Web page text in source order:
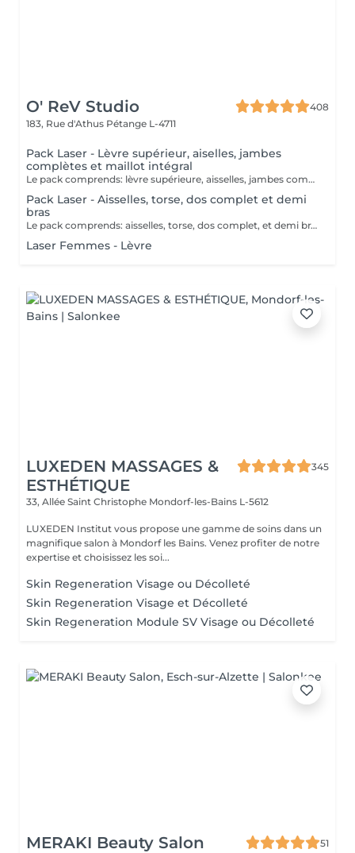
O' ReV Studio
408
183, Rue d'Athus Pétange L-4711
Pack Laser - Lèvre supérieur, aiselles, jambes
complètes et maillot intégral
Le pack comprends: lèvre supérieure, aisselles, jambes complètes et mailot intégral. Contre indications: Le laser est contre indiqué si vous: - Prenez de la vitamine A, B, C, D. - Prenez d'anti-inflammatoires et de cortisone - Prenez d'antibiotiques - Êtes enceinte - Allaitez - Avez des maladies auto-immunes - Avez des maladies de la peau - Avez de la cicatrisation keloides (problème avec la cicatrisation de la peau) Eviter le solarium 2 semaines avant et après les séances.
Pack Laser - Aisselles, torse, dos complet et demi
bras
Le pack comprends: aisselles, torse, dos complet, et demi bras. Contre indications: Le laser est contre indiqué si vous: - Prenez de la vitamine A, B, C, D. - Prenez d'anti-inflammatoires et de cortisone - Prenez d'antibiotiques - Êtes enceinte - Allaitez - Avez des maladies auto-immunes - Avez des maladies de la peau - Avez de la cicatrisation keloides (problème avec la cicatrisation de la peau) Eviter le solarium 2 semaines avant et après les séances.
Laser Femmes - Lèvre
LUXEDEN MASSAGES &
ESTHÉTIQUE
345
33, Allée Saint Christophe Mondorf-les-Bains L-5612
LUXEDEN Institut vous propose une gamme de soins dans un
magnifique salon à Mondorf les Bains. Venez profiter de notre
expertise et choisissez les soi...
Skin Regeneration Visage ou Décolleté
Skin Regeneration Visage et Décolleté
Skin Regeneration Module SV Visage ou Décolleté
MERAKI Beauty Salon
51